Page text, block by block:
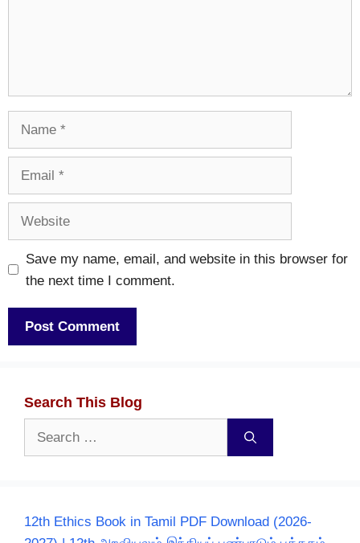
Name
Email
Website
Save my name, email, and website in this browser for
the next time I comment.
Search This Blog
Search
12th Ethics Book in Tamil PDF Download (2026-